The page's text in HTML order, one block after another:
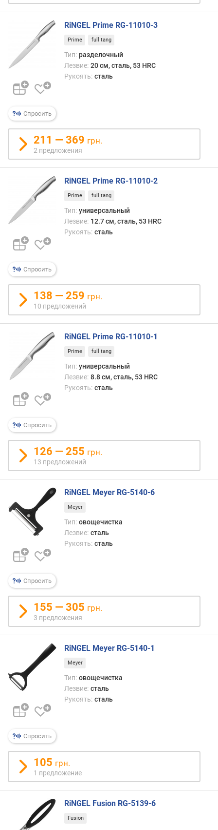
л
и
а
л
з
в
и
я
(
с
т
о
и
л
е
з
в
и
я
м
)
в
е
д
о
с
т
ь
(
C
)
Спросить
RiNGEL Prime RG-11010-3
Prime full tang
Тип: разделочный
Лезвие: 20 см, сталь, 53 HRC
Рукоять: сталь
211 — 369 грн.
2 предложения
Спросить
RiNGEL Prime RG-11010-2
Prime full tang
Тип: универсальный
Лезвие: 12.7 см, сталь, 53 HRC
Рукоять: сталь
138 — 259 грн.
10 предложений
Спросить
RiNGEL Prime RG-11010-1
Prime full tang
Тип: универсальный
Лезвие: 8.8 см, сталь, 53 HRC
Рукоять: сталь
126 — 255 грн.
13 предложений
Спросить
RiNGEL Meyer RG-5140-6
Meyer
Тип: овощечистка
Лезвие: сталь
Рукоять: сталь
155 — 305 грн.
3 предложения
Спросить
RiNGEL Meyer RG-5140-1
Meyer
Тип: овощечистка
Лезвие: сталь
Рукоять: сталь
105 грн.
1 предложение
RiNGEL Fusion RG-5139-6
Fusion